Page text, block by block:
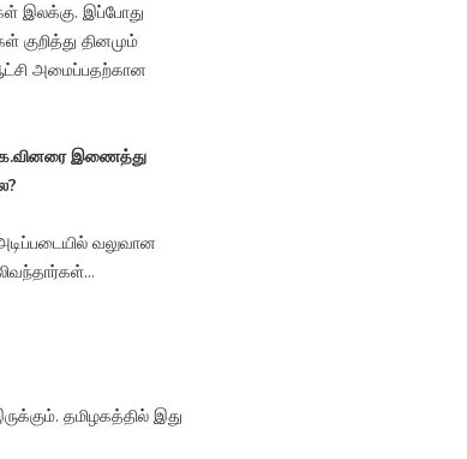
இலக்கு. இப்போது
குறித்து தினமும்
அமைப்பதற்கான
இணைத்து
வலுவான
தமிழகத்தில் இது